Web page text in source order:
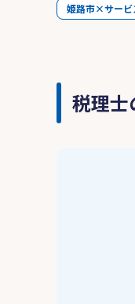
姫路市×サービ
税理士